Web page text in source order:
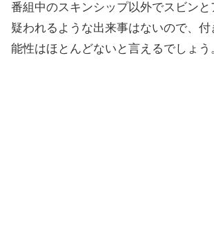
番組中のスキンシップ以外でスビン
疑われるような出来事はないので、
能性はほとんどないと言えるでしょう